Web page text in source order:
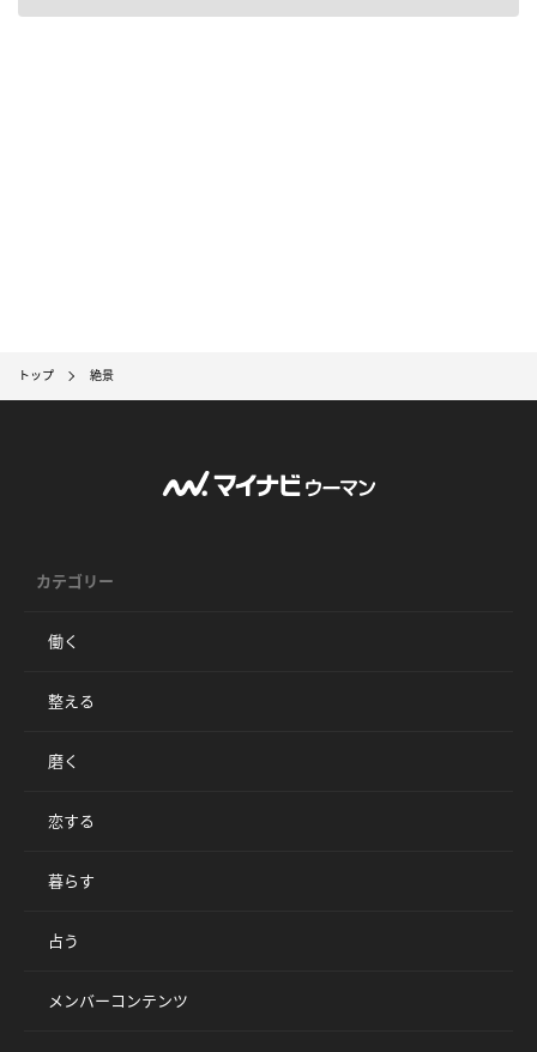
トップ 絶景
カテゴリー
働く
整える
磨く
恋する
暮らす
占う
メンバーコンテンツ